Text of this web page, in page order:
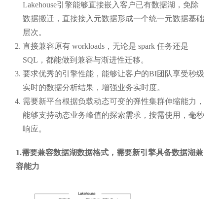
Lakehouse引擎能够直接嵌入客户已有数据湖，免除
数据搬迁，直接接入元数据形成一个统一元数据基础
层次。
直接兼容原有 workloads，无论是 spark 任务还是
SQL，都能做到兼容与渐进性迁移。
要求优秀的引擎性能，能够让客户的BI团队享受秒级
实时的数据分析结果，增强业务实时度。
需要新平台根据负载动态可变的弹性集群伸缩能力，
能够支持动态业务峰值的探索需求，按需使用，毫秒
响应。
1.需要兼容数据湖数据格式，需要新引擎具备数据湖兼
容能力